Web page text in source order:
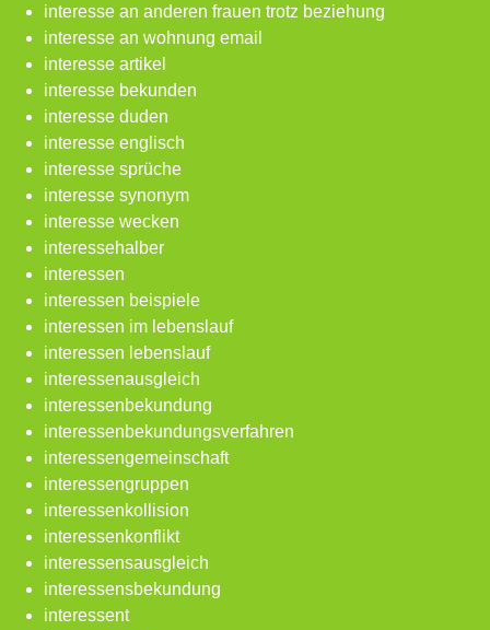
interesse an anderen frauen trotz beziehung
interesse an wohnung email
interesse artikel
interesse bekunden
interesse duden
interesse englisch
interesse sprüche
interesse synonym
interesse wecken
interessehalber
interessen
interessen beispiele
interessen im lebenslauf
interessen lebenslauf
interessenausgleich
interessenbekundung
interessenbekundungsverfahren
interessengemeinschaft
interessengruppen
interessenkollision
interessenkonflikt
interessensausgleich
interessensbekundung
interessent